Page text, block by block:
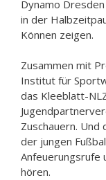
Dynamo
in der
Können zeigen.
Zusammen mit
Institut für
das Kleeblatt-
Zuschauern. Und
der jungen
Anfeuerungsrufe
hören.